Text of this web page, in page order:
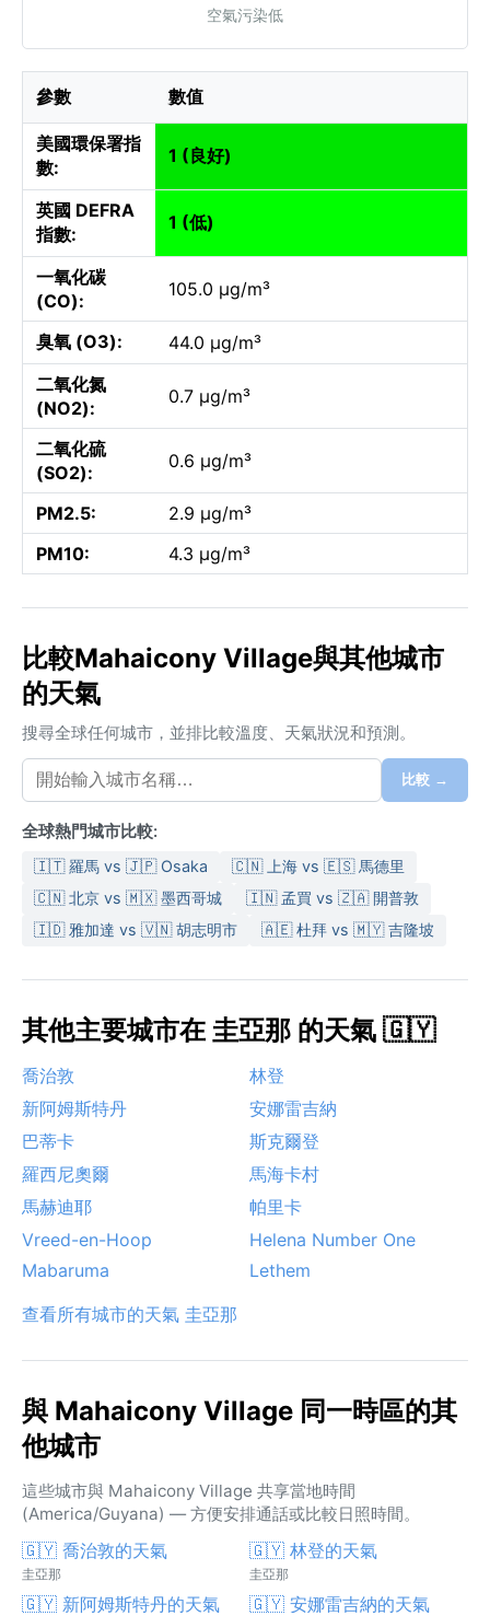
空氣污染低
參數 數值
美國環保署指
數:
1 (良好)
英國 DEFRA
指數:
1 (低)
一氧化碳
(CO):
105.0 µg/m³
臭氧 (O3):
44.0 µg/m³
二氧化氮
(NO2):
0.7 µg/m³
二氧化硫
(SO2):
0.6 µg/m³
PM2.5:
2.9 µg/m³
PM10:
4.3 µg/m³
比較Mahaicony Village與其他城市
的天氣
搜尋全球任何城市，並排比較溫度、天氣狀況和預測。
比較 →
全球熱門城市比較:
🇮🇹 羅馬 vs 🇯🇵 Osaka
🇨🇳 上海 vs 🇪🇸 馬德里
🇨🇳 北京 vs 🇲🇽 墨西哥城
🇮🇳 孟買 vs 🇿🇦 開普敦
🇮🇩 雅加達 vs 🇻🇳 胡志明市
🇦🇪 杜拜 vs 🇲🇾 吉隆坡
其他主要城市在 圭亞那 的天氣 🇬🇾
喬治敦
林登
新阿姆斯特丹
安娜雷吉納
巴蒂卡
斯克爾登
羅西尼奧爾
馬海卡村
馬赫迪耶
帕里卡
Vreed-en-Hoop
Helena Number One
Mabaruma
Lethem
查看所有城市的天氣 圭亞那
與 Mahaicony Village 同一時區的其
他城市
這些城市與 Mahaicony Village 共享當地時間
(America/Guyana) — 方便安排通話或比較日照時間。
🇬🇾 喬治敦的天氣
圭亞那
🇬🇾 林登的天氣
圭亞那
🇬🇾 新阿姆斯特丹的天氣 🇬🇾 安娜雷吉納的天氣